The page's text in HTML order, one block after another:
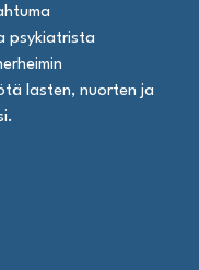
psykiatrista
lasten, nuorten ja